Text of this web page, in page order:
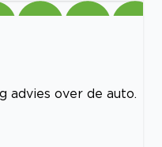
advies over de auto.